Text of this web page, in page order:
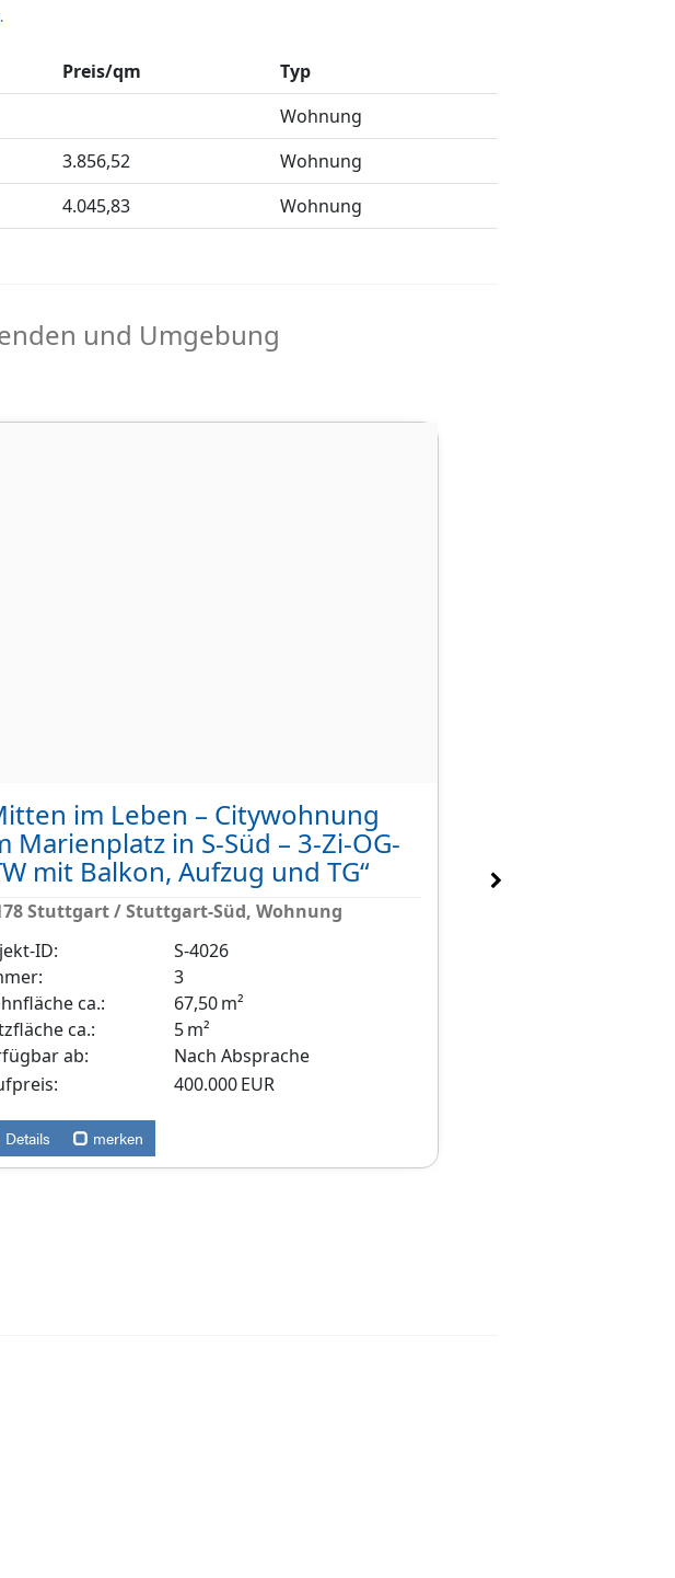
.
Preis/qm
Typ
Wohnung
3.856,52
Wohnung
4.045,83 Wohnung
und Umgebung
im Leben – Citywohnung
Marienplatz in S-Süd – 3-Zi-OG-
mit Balkon, Aufzug und TG“
Stuttgart / Stuttgart-Süd, Wohnung
ID:
S-4026
3
ca.:
67,50 m²
ca.:
5 m²
ab:
Nach Absprache
400.000 EUR
Details merken
Balkonen in